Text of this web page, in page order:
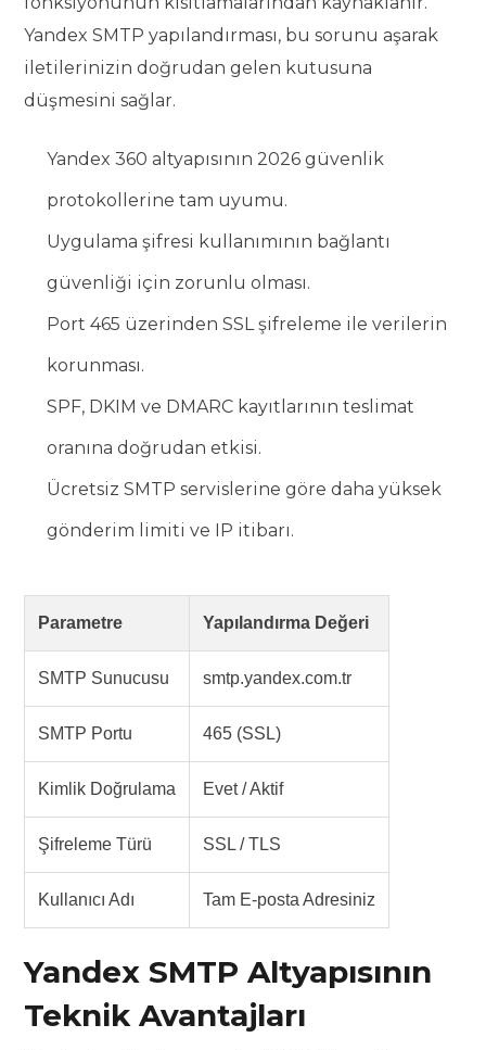
Yandex SMTP yapılandırması, bu sorunu aşarak
iletilerinizin doğrudan gelen kutusuna
düşmesini sağlar.
Yandex 360 altyapısının 2026 güvenlik
protokollerine tam uyumu.
Uygulama şifresi kullanımının bağlantı
güvenliği için zorunlu olması.
Port 465 üzerinden SSL şifreleme ile verilerin
korunması.
SPF, DKIM ve DMARC kayıtlarının teslimat
oranına doğrudan etkisi.
Ücretsiz SMTP servislerine göre daha yüksek
gönderim limiti ve IP itibarı.
Parametre Yapılandırma Değeri
SMTP Sunucusu smtp.yandex.com.tr
SMTP Portu 465 (SSL)
Kimlik Doğrulama Evet / Aktif
Şifreleme Türü SSL / TLS
Kullanıcı Adı Tam E-posta Adresiniz
Yandex SMTP Altyapısının
Teknik Avantajları